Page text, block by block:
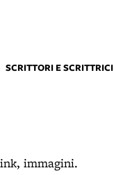
SCRITTORI E SCRITTRICI
immagini.